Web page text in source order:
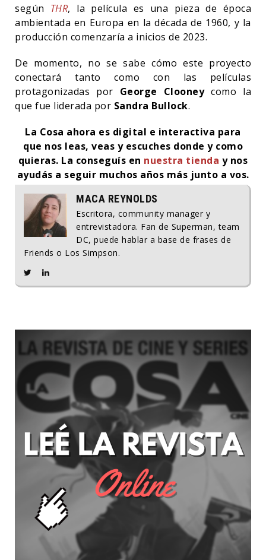
según THR, la película es una pieza de época
ambientada en Europa en la década de 1960, y la
producción comenzaría a inicios de 2023.
De momento, no se sabe cómo este proyecto
conectará tanto como con las películas
protagonizadas por George Clooney como la
que fue liderada por Sandra Bullock.
La Cosa ahora es digital e interactiva para
que nos leas, veas y escuches donde y como
quieras. La conseguís en nuestra tienda y nos
ayudás a seguir muchos años más junto a vos.
MACA REYNOLDS
Escritora, community manager y
entrevistadora. Fan de Superman, team
DC, puede hablar a base de frases de
Friends o Los Simpson.